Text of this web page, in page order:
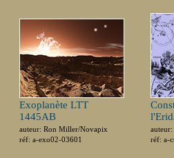
Exoplanète LTT
1445AB
auteur: Ron Miller/Novapix
réf: a-exo02-03601
réf: a-